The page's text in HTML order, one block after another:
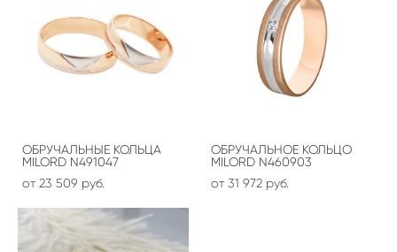
ОБРУЧАЛЬНЫЕ КОЛЬЦА
MILORD N491047
от 23 509 pуб.
ОБРУЧАЛЬНОЕ КОЛЬЦО
MILORD N460903
от 31 972 pуб.